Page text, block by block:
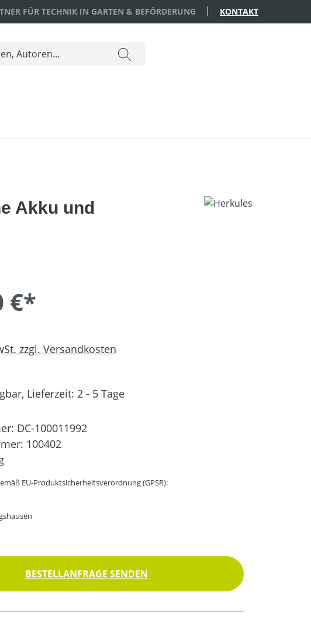
FÜR TECHNIK IN GARTEN & BEFÖRDERUNG KONTAKT
Akku und
€*
zzgl. Versandkosten
Lieferzeit: 2 - 5 Tage
DC-100011992
100402
EU-Produktsicherheitsverordnung (GPSR):
BESTELLANFRAGE SENDEN